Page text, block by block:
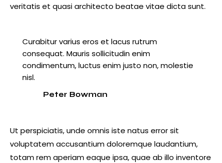
veritatis et quasi architecto beatae vitae dicta sunt.
Curabitur varius eros et lacus rutrum
consequat. Mauris sollicitudin enim
condimentum, luctus enim justo non, molestie
nisl.
Peter Bowman
Ut perspiciatis, unde omnis iste natus error sit
voluptatem accusantium doloremque laudantium,
totam rem aperiam eaque ipsa, quae ab illo inventore